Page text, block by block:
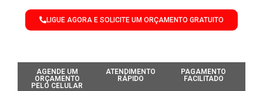
LIGUE AGORA E SOLICITE UM ORÇAMENTO GRATUITO
AGENDE UM
ORÇAMENTO
PELO CELULAR
ATENDIMENTO
RÁPIDO
PAGAMENTO
FACILITADO